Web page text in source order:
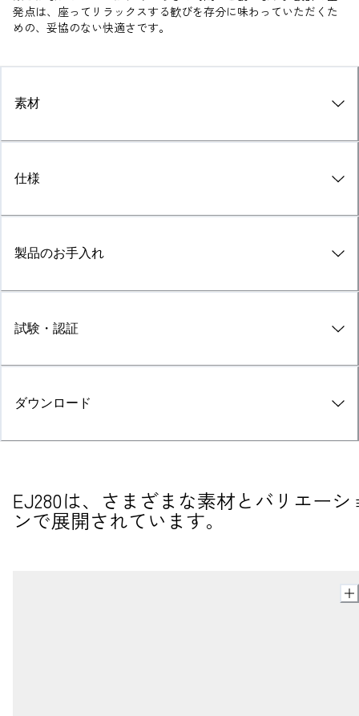
発点は、座ってリラックスする歓びを存分に味わっていただくた
めの、妥協のない快適さです。
素材
仕様
製品のお手入れ
試験・認証
ダウンロード
EJ280は、さまざまな素材とバリエーシ
ンで展開されています。